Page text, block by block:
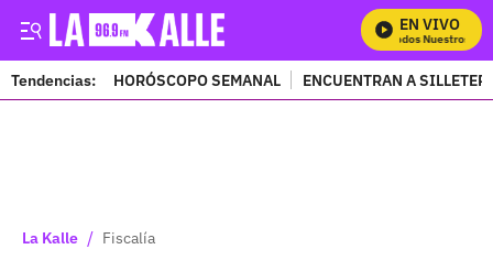
EN VIVO
Mira Todos Nuestros
Tendencias: HORÓSCOPO SEMANAL ENCUENTRAN A
La Kalle / Fiscalía